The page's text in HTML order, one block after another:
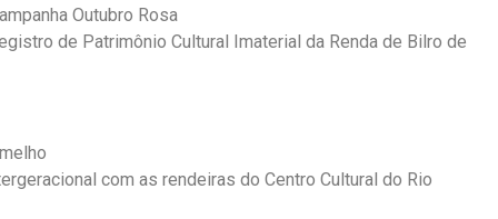
Outubro Rosa
de Patrimônio Cultural Imaterial da Renda de Bilro de
com as rendeiras do Centro Cultural do Rio